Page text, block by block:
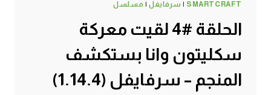
SMARTCRAFT
| سرفايفل| مسلسل
الحلقة #4 لقيت معركة
سكليتون وانا بستكشف
المنجم – سرفايفل (1.14.4)